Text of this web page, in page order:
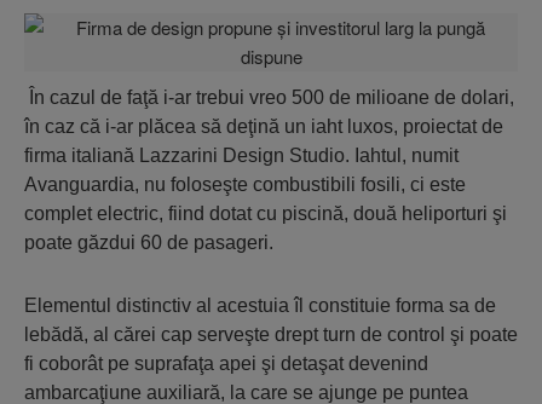
În cazul de faţă i-ar trebui vreo 500 de milioane de dolari,
în caz că i-ar plăcea să deţină un iaht luxos, proiectat de
firma italiană Lazzarini Design Studio. Iahtul, numit
Avanguardia, nu foloseşte combustibili fosili, ci este
complet electric, fiind dotat cu piscină, două heliporturi şi
poate găzdui 60 de pasageri.
Elementul distinctiv al acestuia îl constituie forma sa de
lebădă, al cărei cap serveşte drept turn de control şi poate
fi coborât pe suprafaţa apei şi detaşat devenind
ambarcaţiune auxiliară, la care se ajunge pe puntea